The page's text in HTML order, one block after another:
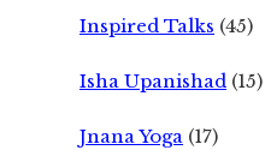
Inspired Talks (45)
Isha Upanishad (15)
Jnana Yoga (17)